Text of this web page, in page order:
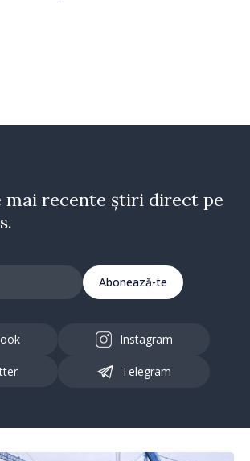
mai recente știri direct pe
Abonează-te
Instagram
Telegram